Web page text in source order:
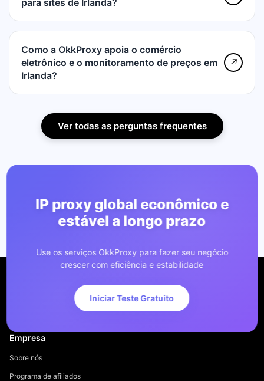
Como a OkkProxy apoia o comércio
eletrônico e o monitoramento de preços em
Irlanda?
↗
Ver todas as perguntas frequentes
IP proxy global econômico e
estável a longo prazo
Use os serviços OkkProxy para fazer seu negócio
crescer com eficiência e estabilidade
Iniciar Teste Gratuito
Empresa
Sobre nós
Programa de afiliados